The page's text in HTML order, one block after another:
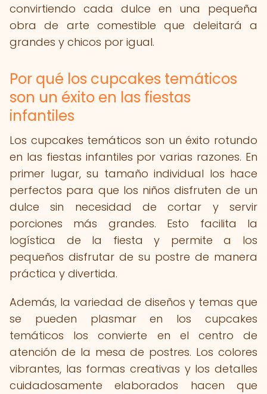
convirtiendo cada dulce en una pequeña
obra de arte comestible que deleitará a
grandes y chicos por igual.
Por qué los cupcakes temáticos
son un éxito en las fiestas
infantiles
Los cupcakes temáticos son un éxito rotundo
en las fiestas infantiles por varias razones. En
primer lugar, su tamaño individual los hace
perfectos para que los niños disfruten de un
dulce sin necesidad de cortar y servir
porciones más grandes. Esto facilita la
logística de la fiesta y permite a los
pequeños disfrutar de su postre de manera
práctica y divertida.
Además, la variedad de diseños y temas que
se pueden plasmar en los cupcakes
temáticos los convierte en el centro de
atención de la mesa de postres. Los colores
vibrantes, las formas creativas y los detalles
cuidadosamente elaborados hacen que